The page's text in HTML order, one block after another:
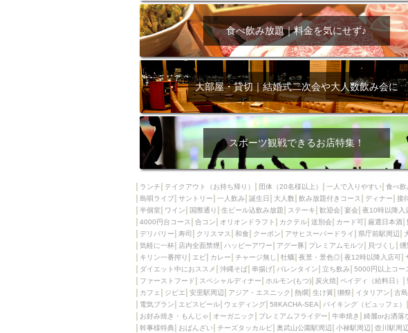
ハッピーアワー
アグー豚 プレミアム
飲み放題付きコース3000円
肉の日 お
キリン一番搾り
エビ カレー チャ
アレルギー対応可能
牧志駅周辺 ペッ
ダイエット中におススメ
沖縄そば 串
ソファー
激辛料理 石垣牛 アヒー
ファーストフード
スペシャルディナー
スクリーン
スペインバル・イタリアンバ
カニ
カフェ ジビエ 安里駅周辺
分煙 少人数貸切(15
ホッピー
焼肉 電気ブラン エビス
マイク
サッポロ 昼宴会 イベリコ
市立病院前駅周辺
中華 お好み焼き・
綺麗orお洒落なトイレ
ランチバイキング
クラフトビール
鉄板焼き 幹事様特典
壺川駅周辺
秋限定メニュー 春限定メ
ラクレット
赤嶺駅周辺 シードル
食べ飲み放題｜料金を気にせず♪
大部屋・貸切｜結婚式二次会や大人数飲み会に
スポーツ観戦できるお店特集！
ランチ テイクアウト（お持ち帰り） 団体（20名様以上） 一人で入りやすい 食べ飲
島唄ライブ サントリー 一人飲み 誕生日 大人数 飲み放題付きコース ディナー 接
半個室
ワイン 国際通り 生ビール込飲み放題 ステーキ 歓迎会 宴会 夜10時以降入
4000円台コース
合コン オリオンドラフト カクテル 送別会 カード可 厳選日本酒
デリバリー
寿司 クリスマス 和食 クーポン アサヒスーパードライ 県庁前駅周辺
気軽に一杯
店内全面禁煙 ハッピーアワー アグー豚 プレミアムモルツ 貝づくし 燻
キリン一番搾り
エビ カレー チャージ無し 牡蠣 夜景・景色◎ 夜12時以降入店可
ダイエット中におススメ
沖縄そば 串揚げ バレンタイン 立ち飲み 5000円以上コー
ファーストフード
スペシャルディナー ホルモン(もつ) 炭火焼 ペイディ（給料日）
カフェ
ジビエ 安里駅周辺 アジア・エスニック 熱燗 生け簀 獺祭 イタリアン 古
電気ブラン
エビスビール ウェディング 58KACHA-SEA バイキング（ビュッフェ）
お好み焼き・もんじゃ
オーガニック プレミアムフライデー 牛串焼き 綺麗orお洒落
幹事様特典
おばんざい チーズタッカルビ 奥武山公園駅周辺 小禄駅周辺 壺川駅周辺